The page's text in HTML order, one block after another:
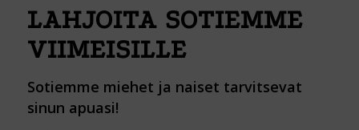
LAHJOITA SOTIEMME
VIIMEISILLE
Sotiemme miehet ja naiset tarvitsevat
sinun apuasi!